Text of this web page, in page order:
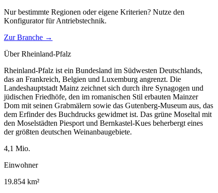
Nur bestimmte Regionen oder eigene Kriterien? Nutze den
Konfigurator fürAntriebstechnik.
Zur Branche →
ÜberRheinland-Pfalz
Rheinland-Pfalz ist ein Bundesland im Südwesten Deutschlands,
das an Frankreich, Belgien und Luxemburg angrenzt. Die
Landeshauptstadt Mainz zeichnet sich durch ihre Synagogen und
jüdischen Friedhöfe, den im romanischen Stil erbauten Mainzer
Dom mit seinen Grabmälern sowie das Gutenberg-Museum aus, das
dem Erfinder des Buchdrucks gewidmet ist. Das grüne Moseltal mit
den Moselstädten Piesport und Bernkastel-Kues beherbergt eines
der größten deutschen Weinanbaugebiete.
4,1 Mio.
Einwohner
19.854 km²